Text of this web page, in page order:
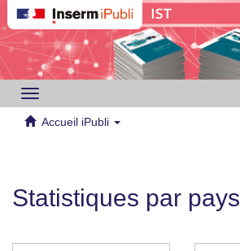
Toggle
navigation
Accueil iPubli
Statistiques par pays